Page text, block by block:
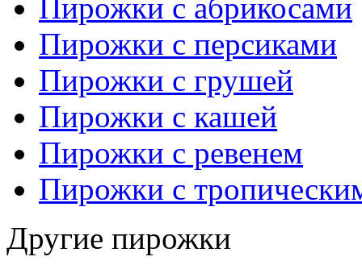
Пирожки с абрикосами
Пирожки с персиками
Пирожки с грушей
Пирожки с кашей
Пирожки с ревенем
Пирожки с
Другие пирожки